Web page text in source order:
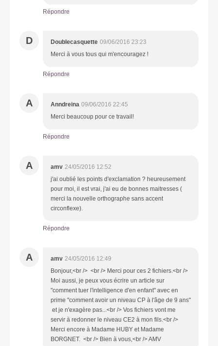
Répondre
D Doublecasquette 09/06/2016 23:23
Merci à vous tous qui m'encouragez !
Répondre
A Anndreina 09/06/2016 22:45
Merci beaucoup pour ce travail!
Répondre
A amv 24/05/2016 12:52
j'ai oublié les points d'exclamation ? heureusement
pour moi, il est vrai, j'ai eu de bonnes maitresses (
merci la nouvelle orthographe sans accent
circonflexe).
Répondre
A amv 24/05/2016 12:49
Bonjour,<br /> <br /> Merci pour ces 2 fichiers.<br />
Moi aussi, je peux vous écrire un article sur
"comment tuer l'intelligence d'en enfant" avec en
prime "comment avoir un niveau CP à l'âge de 9 ans"
et je n'exagère pas...<br /> Vos fichiers vont me
servir à redonner le niveau CE2 à mon fils.<br />
Merci encore à Madame HUBY et Madame
BORGNET. <br /> Bien à vous,<br /> AMV